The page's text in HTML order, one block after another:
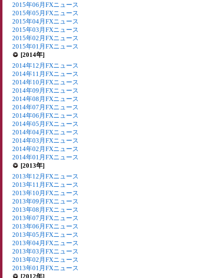
2015年06月FXニュース
2015年05月FXニュース
2015年04月FXニュース
2015年03月FXニュース
2015年02月FXニュース
2015年01月FXニュース
[2014年]
2014年12月FXニュース
2014年11月FXニュース
2014年10月FXニュース
2014年09月FXニュース
2014年08月FXニュース
2014年07月FXニュース
2014年06月FXニュース
2014年05月FXニュース
2014年04月FXニュース
2014年03月FXニュース
2014年02月FXニュース
2014年01月FXニュース
[2013年]
2013年12月FXニュース
2013年11月FXニュース
2013年10月FXニュース
2013年09月FXニュース
2013年08月FXニュース
2013年07月FXニュース
2013年06月FXニュース
2013年05月FXニュース
2013年04月FXニュース
2013年03月FXニュース
2013年02月FXニュース
2013年01月FXニュース
[2012年]